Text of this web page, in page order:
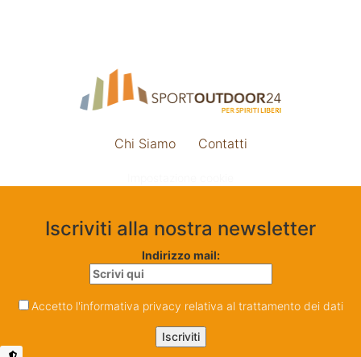
Chi Siamo Contatti
Iscriviti alla nostra newsletter
Indirizzo mail:
Accetto l'informativa privacy relativa al trattamento dei dati